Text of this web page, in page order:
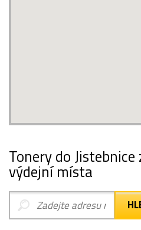
Tonery do
výdejní místa